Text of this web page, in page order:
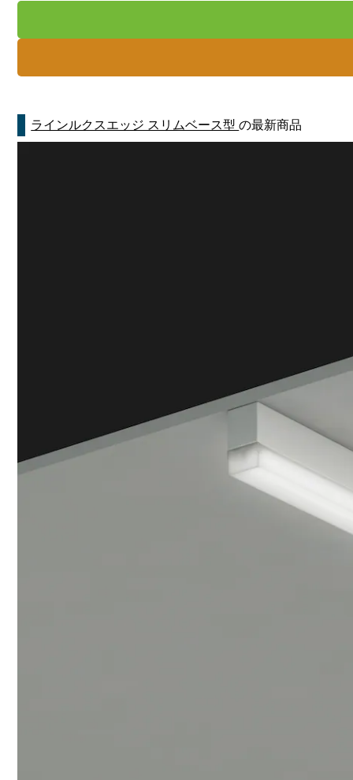
ラインルクスエッジ スリムベース型の最新商品